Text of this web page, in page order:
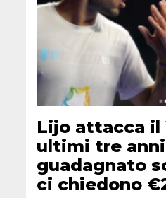
Lijo attacca il
ultimi tre
guadagnato
ci chiedono